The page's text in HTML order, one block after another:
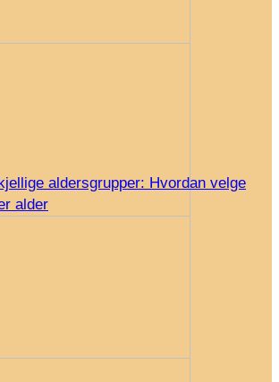
aldersgrupper: Hvordan velge
alder